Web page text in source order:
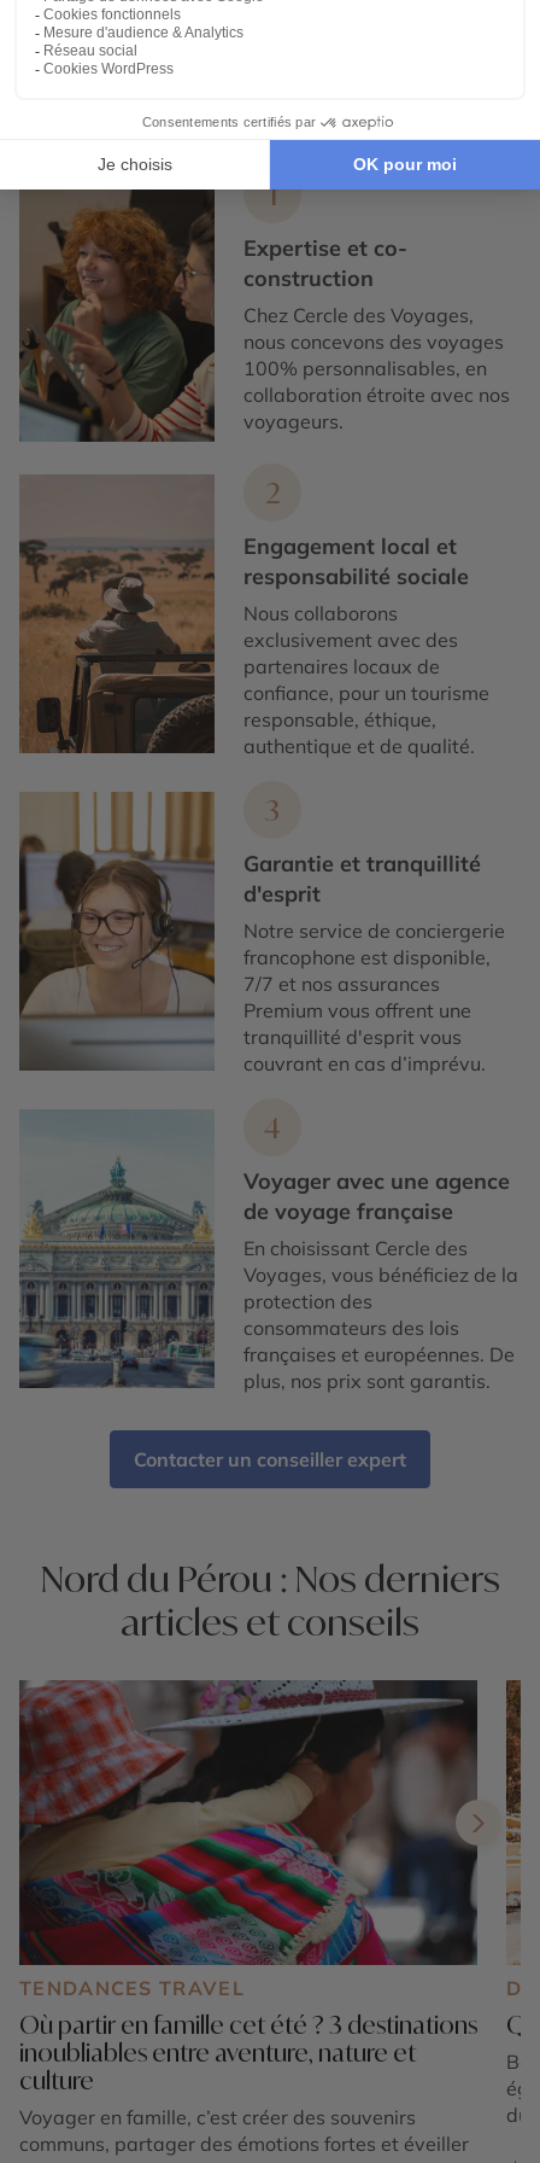
1
Expertise et co-
construction
Chez Cercle des Voyages,
nous concevons des voyages
100% personnalisables, en
collaboration étroite avec nos
voyageurs.
2
Engagement local et
responsabilité sociale
Nous collaborons
exclusivement avec des
partenaires locaux de
confiance, pour un tourisme
responsable, éthique,
authentique et de qualité.
3
Garantie et tranquillité
d'esprit
Notre service de conciergerie
francophone est disponible,
7/7 et nos assurances
Premium vous offrent une
tranquillité d'esprit vous
couvrant en cas d’imprévu.
4
Voyager avec une agence
de voyage française
En choisissant Cercle des
Voyages, vous bénéficiez de la
protection des
consommateurs des lois
françaises et européennes. De
plus, nos prix sont garantis.
Contacter un conseiller expert
Nord du Pérou : Nos derniers
articles et conseils
TENDANCES TRAVEL
Où partir en famille cet été ? 3 destinations
inoubliables entre aventure, nature et
culture
Voyager en famille, c’est créer des souvenirs
communs, partager des émotions fortes et éveiller
du